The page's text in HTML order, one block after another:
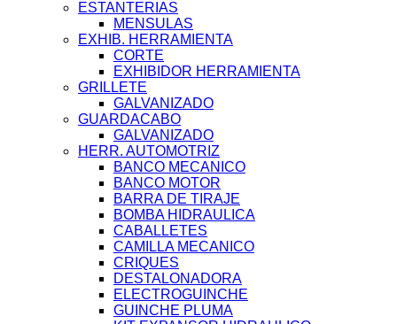
ESTANTERIAS
MENSULAS
EXHIB. HERRAMIENTA
CORTE
EXHIBIDOR HERRAMIENTA
GRILLETE
GALVANIZADO
GUARDACABO
GALVANIZADO
HERR. AUTOMOTRIZ
BANCO MECANICO
BANCO MOTOR
BARRA DE TIRAJE
BOMBA HIDRAULICA
CABALLETES
CAMILLA MECANICO
CRIQUES
DESTALONADORA
ELECTROGUINCHE
GUINCHE PLUMA